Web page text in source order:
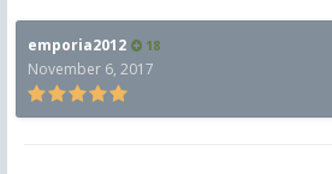
emporia2012 18
November 6, 2017